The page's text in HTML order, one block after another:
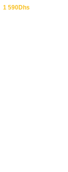
1 590Dhs